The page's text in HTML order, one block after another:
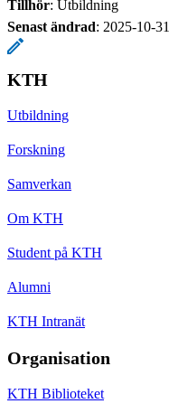
Tillhör: Utbildning
Senast ändrad: 2025-10-31
KTH
Utbildning
Forskning
Samverkan
Om KTH
Student på KTH
Alumni
KTH Intranät
Organisation
KTH Biblioteket